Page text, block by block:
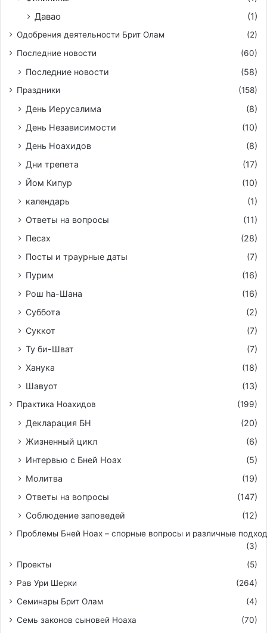
Давао (1)
Одобрения деятельности Брит Олам
(2)
Последние новости
(60)
Последние новости (58)
Праздники (158)
День Иерусалима
(8)
День Независимости
(10)
День Ноахидов
(8)
Дни трепета
(17)
Йом Кипур
(10)
календарь
(1)
Ответы на вопросы
(11)
Песах
(28)
Посты и траурные даты
(7)
Пурим
(16)
Рош hа-Шана
(16)
Суббота
(2)
Суккот
(7)
Ту би-Шват
(7)
Ханука
(18)
Шавуот
(13)
Практика Ноахидов (199)
Декларация БН
(20)
Жизненный цикл
(6)
Интервью с Бней Ноах
(5)
Молитва
(19)
Ответы на вопросы
(147)
Соблюдение заповедей
(12)
Проблемы Бней Ноах – спорные вопросы и различные
(3)
Проекты
(5)
Рав Ури Шерки
(264)
Семинары Брит Олам
(4)
Семь законов сыновей Ноаха
(70)